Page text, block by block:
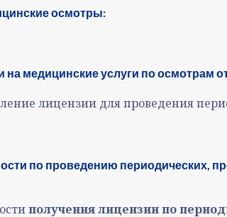
осмотры:
медицинские услуги по осмотрам
лицензии для проведения
по проведению периодических,
получения лицензии по